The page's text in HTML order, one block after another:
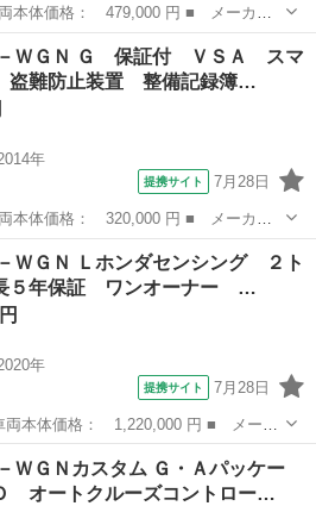
ＷＧＮ ■ グレード名： コンフォ
煙☆修復歴無☆ ☆ＳＤナビ☆フルセグ
ＷＧＮ Ｇ 保証付 ＶＳＡ スマ
盗難防止装置 整備記録簿…
年
提携サイト 7月28日
ＷＧＮ ■ グレード名： Ｇ 保証
難防止装置 整備記録簿 ＡＡＣ ス
ＷＧＮ Ｌホンダセンシング ２ト
５年保証 ワンオーナー …
年
提携サイト 7月28日
－ＷＧＮ ■ グレード名： Ｌホン
５年保証 ワンオーナー ナビＶＸＵ
ＷＧＮカスタム Ｇ・Ａパッケー
オートクルーズコントロー…